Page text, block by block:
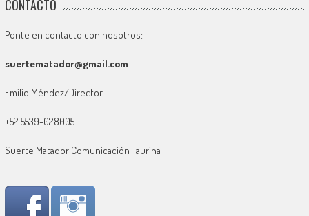
CONTACTO
Ponte en contacto con nosotros:
suertematador@gmail.com
Emilio Méndez/Director
+52 5539-028005
Suerte Matador Comunicación Taurina